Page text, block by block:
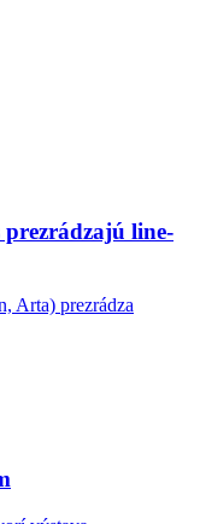
prezrádzajú line-
Arta) prezrádza